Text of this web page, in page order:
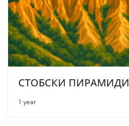
СТОБСКИ ПИРАМИДИ
1 year